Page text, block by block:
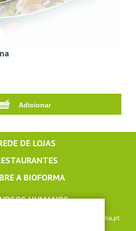
DE LOJAS
A BIOFORMA
HUMANOS
lojaonline@bioforma.pt
às 13h e das 14h às 17h30)